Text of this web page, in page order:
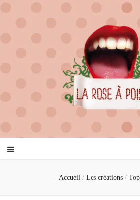
la rose à pois
Accueil / Les créations / Top